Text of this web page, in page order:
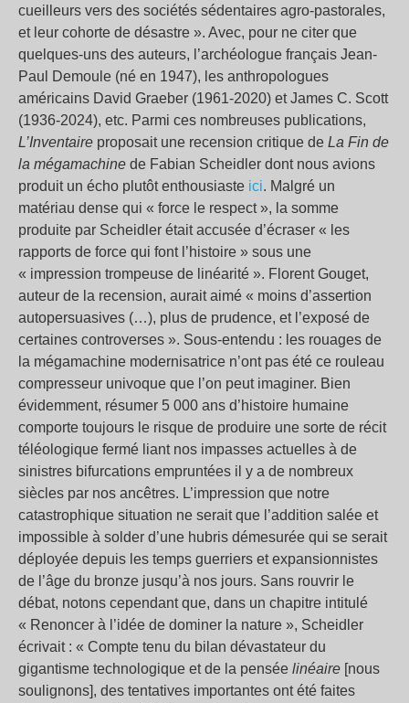
cueilleurs vers des sociétés sédentaires agro-pastorales,
et leur cohorte de désastre ». Avec, pour ne citer que
quelques-uns des auteurs, l’archéologue français Jean-
Paul Demoule (né en 1947), les anthropologues
américains David Graeber (1961-2020) et James C. Scott
(1936-2024), etc. Parmi ces nombreuses publications,
L’Inventaire proposait une recension critique de La Fin de
la mégamachine de Fabian Scheidler dont nous avions
produit un écho plutôt enthousiaste ici. Malgré un
matériau dense qui « force le respect », la somme
produite par Scheidler était accusée d’écraser « les
rapports de force qui font l’histoire » sous une
« impression trompeuse de linéarité ». Florent Gouget,
auteur de la recension, aurait aimé « moins d’assertion
autopersuasives (…), plus de prudence, et l’exposé de
certaines controverses ». Sous-entendu : les rouages de
la mégamachine modernisatrice n’ont pas été ce rouleau
compresseur univoque que l’on peut imaginer. Bien
évidemment, résumer 5 000 ans d’histoire humaine
comporte toujours le risque de produire une sorte de récit
téléologique fermé liant nos impasses actuelles à de
sinistres bifurcations empruntées il y a de nombreux
siècles par nos ancêtres. L’impression que notre
catastrophique situation ne serait que l’addition salée et
impossible à solder d’une hubris démesurée qui se serait
déployée depuis les temps guerriers et expansionnistes
de l’âge du bronze jusqu’à nos jours. Sans rouvrir le
débat, notons cependant que, dans un chapitre intitulé
« Renoncer à l’idée de dominer la nature », Scheidler
écrivait : « Compte tenu du bilan dévastateur du
gigantisme technologique et de la pensée linéaire [nous
soulignons], des tentatives importantes ont été faites